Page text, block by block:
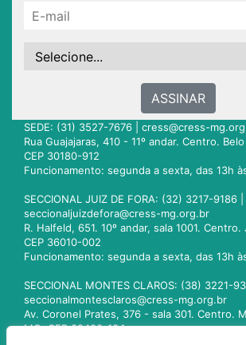
ASSINAR
SEDE: (31) 3527-7676 | cress@cress-
Rua Guajajaras, 410 - 11º andar. Centro.
CEP 30180-912
Funcionamento: segunda a sexta, das 13h
SECCIONAL JUIZ DE FORA: (32) 3217-9186 |
seccionaljuizdefora@cress-mg.org.br
R. Halfeld, 651. 10º andar, sala 1001.
CEP 36010-002
Funcionamento: segunda a sexta, das 13h
SECCIONAL MONTES CLAROS: (38) 3221-
seccionalmontesclaros@cress-mg.org.br
Av. Coronel Prates, 376 - sala 301. Centro.
MG. CEP 39400-104